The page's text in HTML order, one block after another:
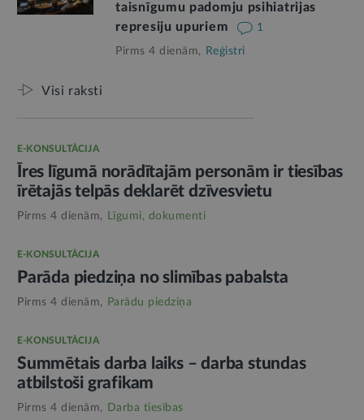
taisnīgumu padomju psihiatrijas
represiju upuriem
1
Pirms 4 dienām, Reģistri
Visi raksti
E-KONSULTĀCIJA
Īres līgumā norādītajām personām ir tiesības
īrētajās telpās deklarēt dzīvesvietu
Pirms 4 dienām, Līgumi, dokumenti
E-KONSULTĀCIJA
Parāda piedziņa no slimības pabalsta
Pirms 4 dienām, Parādu piedziņa
E-KONSULTĀCIJA
Summētais darba laiks – darba stundas
atbilstoši grafikam
Pirms 4 dienām, Darba tiesības